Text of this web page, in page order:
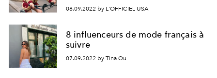
08.09.2022 by L'OFFICIEL USA
8 influenceurs de mode français à
suivre
07.09.2022 by Tina Qu